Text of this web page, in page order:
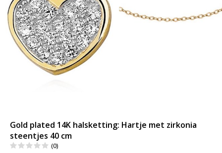
Gold plated 14K halsketting: Hartje met zirkonia
steentjes 40 cm
(0)